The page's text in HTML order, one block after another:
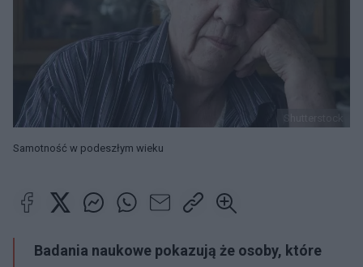
Samotność w podeszłym wieku
Badania naukowe pokazują że osoby, które